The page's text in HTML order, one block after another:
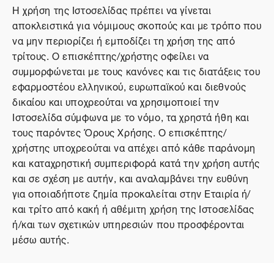
Η χρήση της Ιστοσελίδας πρέπει να γίνεται
αποκλειστικά για νόμιμους σκοπούς και με τρόπο που
να μην περιορίζει ή εμποδίζει τη χρήση της από
τρίτους. Ο επισκέπτης/χρήστης οφείλει να
συμμορφώνεται με τους κανόνες και τις διατάξεις του
εφαρμοστέου ελληνικού, ευρωπαϊκού και διεθνούς
δικαίου και υποχρεούται να χρησιμοποιεί την
Ιστοσελίδα σύμφωνα με το νόμο, τα χρηστά ήθη και
τους παρόντες Όρους Χρήσης. Ο επισκέπτης/
χρήστης υποχρεούται να απέχει από κάθε παράνομη
και καταχρηστική συμπεριφορά κατά την χρήση αυτής
και σε σχέση με αυτήν, και αναλαμβάνει την ευθύνη
για οποιαδήποτε ζημία προκαλείται στην Εταιρία ή/
και τρίτο από κακή ή αθέμιτη χρήση της Ιστοσελίδας
ή/και των σχετικών υπηρεσιών που προσφέρονται
μέσω αυτής.